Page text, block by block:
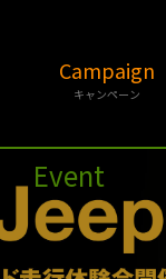
Campaign
キャンペーン
Event